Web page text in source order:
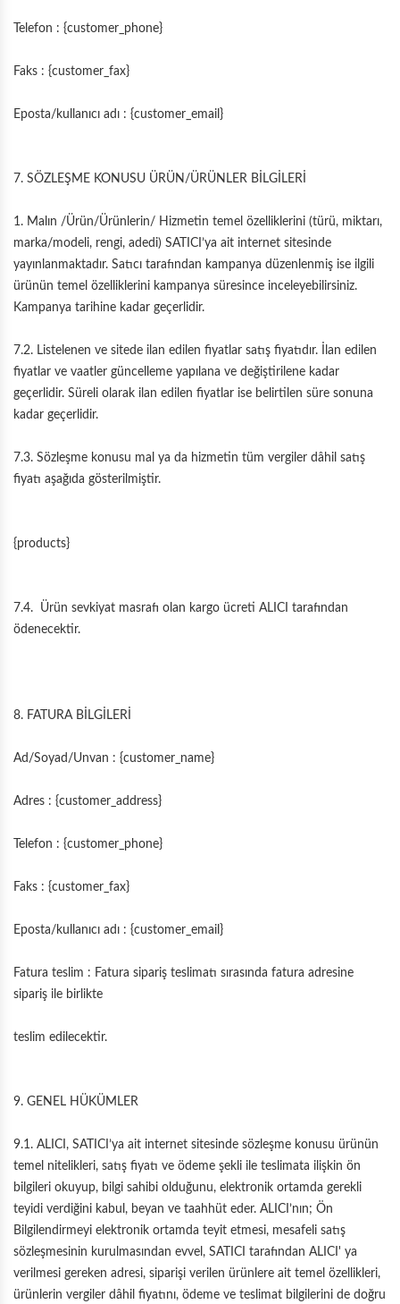
Telefon : {customer_phone}
Faks : {customer_fax}
Eposta/kullanıcı adı : {customer_email}
7. SÖZLEŞME KONUSU ÜRÜN/ÜRÜNLER BİLGİLERİ
1. Malın /Ürün/Ürünlerin/ Hizmetin temel özelliklerini (türü, miktarı,
marka/modeli, rengi, adedi) SATICI’ya ait internet sitesinde
yayınlanmaktadır. Satıcı tarafından kampanya düzenlenmiş ise ilgili
ürünün temel özelliklerini kampanya süresince inceleyebilirsiniz.
Kampanya tarihine kadar geçerlidir.
7.2. Listelenen ve sitede ilan edilen fiyatlar satış fiyatıdır. İlan edilen
fiyatlar ve vaatler güncelleme yapılana ve değiştirilene kadar
geçerlidir. Süreli olarak ilan edilen fiyatlar ise belirtilen süre sonuna
kadar geçerlidir.
7.3. Sözleşme konusu mal ya da hizmetin tüm vergiler dâhil satış
fiyatı aşağıda gösterilmiştir.
{products}
7.4. Ürün sevkiyat masrafı olan kargo ücreti ALICI tarafından
ödenecektir.
8. FATURA BİLGİLERİ
Ad/Soyad/Unvan : {customer_name}
Adres : {customer_address}
Telefon : {customer_phone}
Faks : {customer_fax}
Eposta/kullanıcı adı : {customer_email}
Fatura teslim : Fatura sipariş teslimatı sırasında fatura adresine
sipariş ile birlikte
teslim edilecektir.
9. GENEL HÜKÜMLER
9.1. ALICI, SATICI’ya ait internet sitesinde sözleşme konusu ürünün
temel nitelikleri, satış fiyatı ve ödeme şekli ile teslimata ilişkin ön
bilgileri okuyup, bilgi sahibi olduğunu, elektronik ortamda gerekli
teyidi verdiğini kabul, beyan ve taahhüt eder. ALICI’nın; Ön
Bilgilendirmeyi elektronik ortamda teyit etmesi, mesafeli satış
sözleşmesinin kurulmasından evvel, SATICI tarafından ALICI' ya
verilmesi gereken adresi, siparişi verilen ürünlere ait temel özellikleri,
ürünlerin vergiler dâhil fiyatını, ödeme ve teslimat bilgilerini de doğru